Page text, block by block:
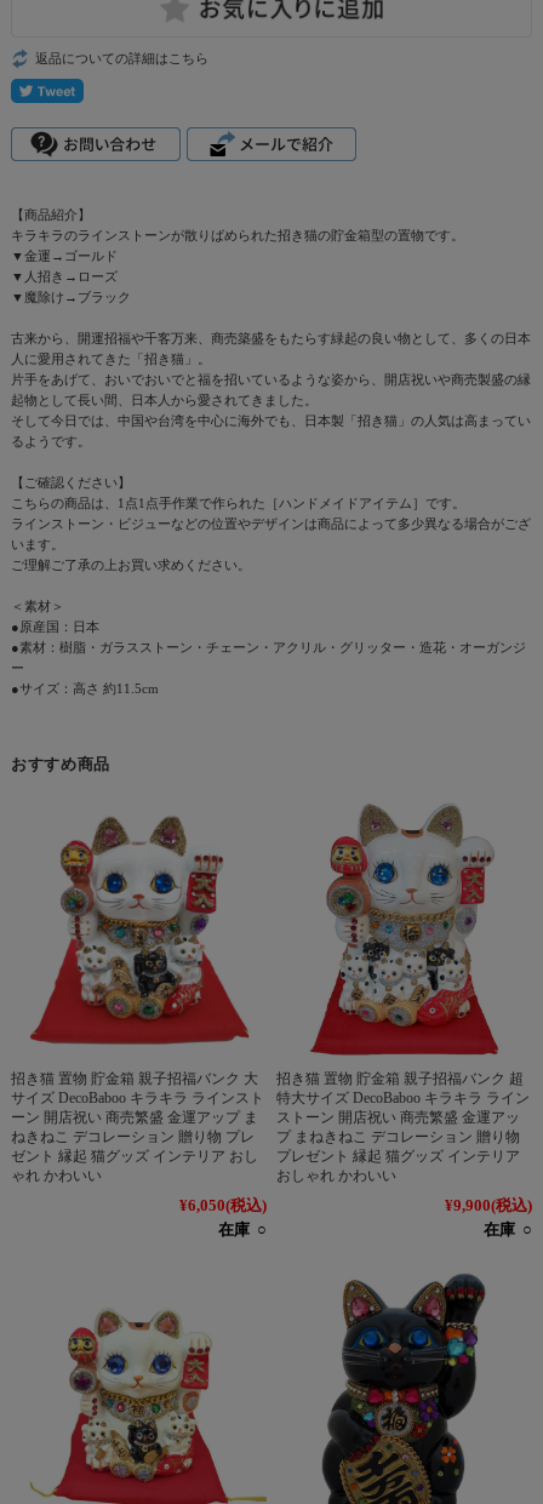
返品についての詳細はこちら
【商品紹介】
キラキラのラインストーンが散りばめられた招き猫の貯金箱型の置物です。
▼金運→ゴールド
▼人招き→ローズ
▼魔除け→ブラック
古来から、開運招福や千客万来、商売築盛をもたらす緑起の良い物として、多くの日本
人に愛用されてきた「招き猫」。
片手をあげて、おいでおいでと福を招いているような姿から、開店祝いや商売製盛の縁
起物として長い間、日本人から愛されてきました。
そして今日では、中国や台湾を中心に海外でも、日本製「招き猫」の人気は高まってい
るようです。
【ご確認ください】
こちらの商品は、1点1点手作業で作られた［ハンドメイドアイテム］です。
ラインストーン・ビジューなどの位置やデザインは商品によって多少異なる場合がござ
います。
ご理解ご了承の上お買い求めください。
＜素材＞
●原産国：日本
●素材：樹脂・ガラスストーン・チェーン・アクリル・グリッター・造花・オーガンジ
ー
●サイズ：高さ 約11.5cm
おすすめ商品
招き猫 置物 貯金箱 親子招福バンク 大
サイズ DecoBaboo キラキラ ラインスト
ーン 開店祝い 商売繁盛 金運アップ ま
ねきねこ デコレーション 贈り物 プレ
ゼント 縁起 猫グッズ インテリア おし
ゃれ かわいい
¥6,050(税込)
在庫 ○
招き猫 置物 貯金箱 親子招福バンク 超
特大サイズ DecoBaboo キラキラ ライン
ストーン 開店祝い 商売繁盛 金運アッ
プ まねきねこ デコレーション 贈り物
プレゼント 縁起 猫グッズ インテリア
おしゃれ かわいい
¥9,900(税込)
在庫 ○